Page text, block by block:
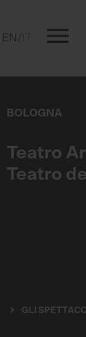
EN / menu
e